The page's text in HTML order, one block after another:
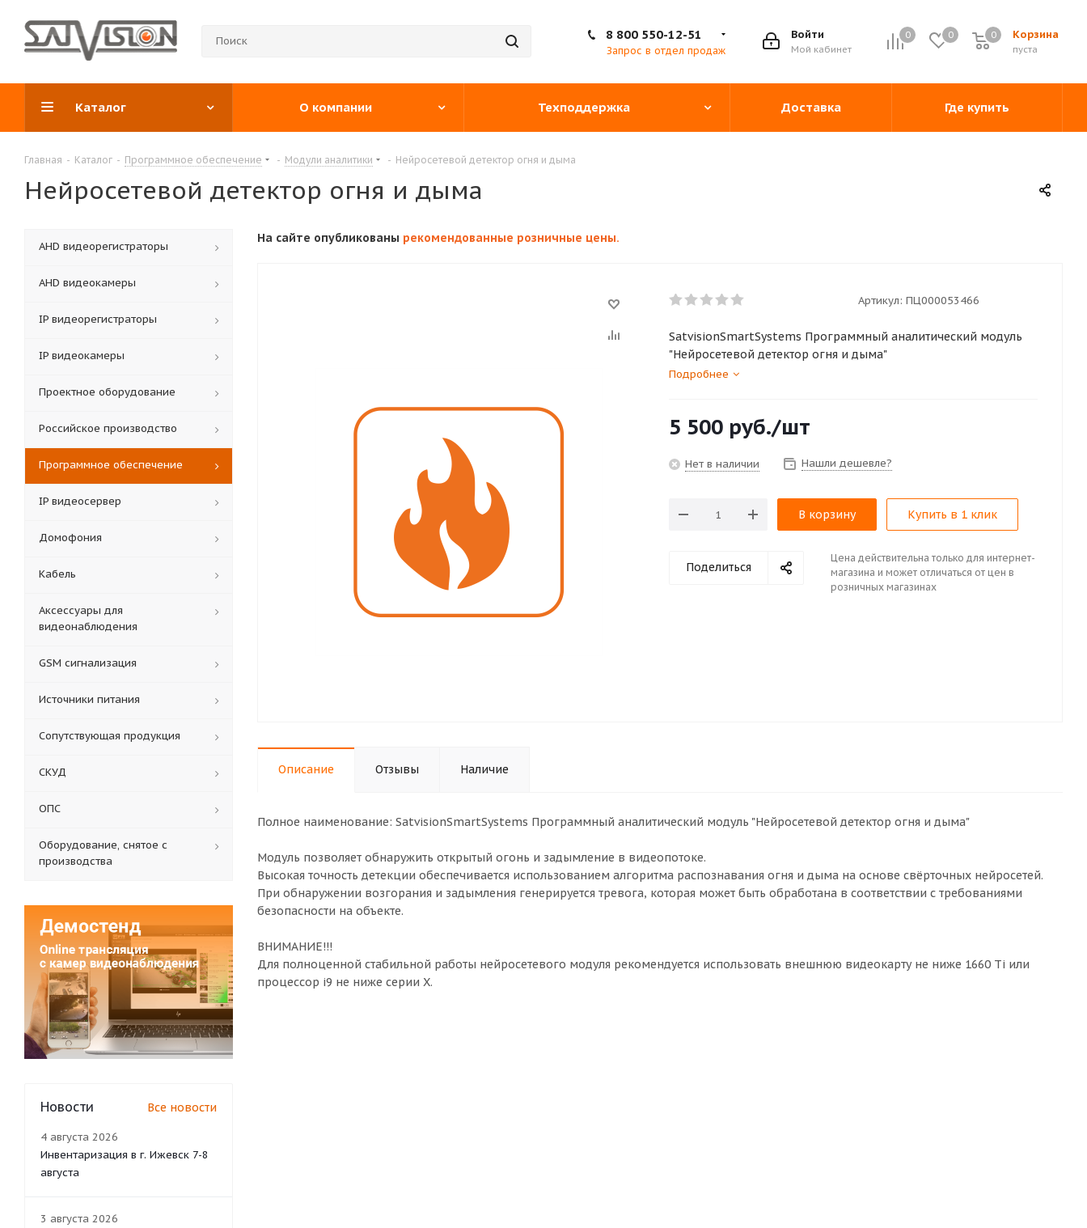
0 0 Корзина
0
пуста
0
Войти
Мой кабинет
8 800 550-12-51
Запрос в отдел продаж
Каталог О компании Техподдержка Доставка Где купить
Главная - Каталог - Программное обеспечение - Модули аналитики - Нейросетевой детектор огня и дыма
Нейросетевой детектор огня и дыма
На сайте опубликованы рекомендованные розничные цены.
Артикул: ПЦ000053466
SatvisionSmartSystems Программный аналитический модуль
"Нейросетевой детектор огня и дыма"
Подробнее
5 500 руб./шт
Нет в наличии Нашли дешевле?
В корзину Купить в 1 клик
Поделиться
Цена действительна только для интернет-
магазина и может отличаться от цен в
розничных магазинах
Описание Отзывы Наличие
Полное наименование: SatvisionSmartSystems Программный аналитический модуль "Нейросетевой детектор огня и дыма"
Модуль позволяет обнаружить открытый огонь и задымление в видеопотоке.
Высокая точность детекции обеспечивается использованием алгоритма распознавания огня и дыма на основе свёрточных нейросетей.
При обнаружении возгорания и задымления генерируется тревога, которая может быть обработана в соответствии с требованиями
безопасности на объекте.
ВНИМАНИЕ!!!
Для полноценной стабильной работы нейросетевого модуля рекомендуется использовать внешнюю видеокарту не ниже 1660 Ti или
процессор i9 не ниже серии Х.
АНD видеорегистраторы
AHD видеокамеры
IP видеорегистраторы
IP видеокамеры
Проектное оборудование
Российское производство
Программное обеспечение
IP видеосервер
Домофония
Кабель
Аксессуары для
видеонаблюдения
GSM сигнализация
Источники питания
Сопутствующая продукция
СКУД
ОПС
Оборудование, снятое с
производства
Новости Все новости
4 августа 2026
Инвентаризация в г. Ижевск 7-8
августа
3 августа 2026